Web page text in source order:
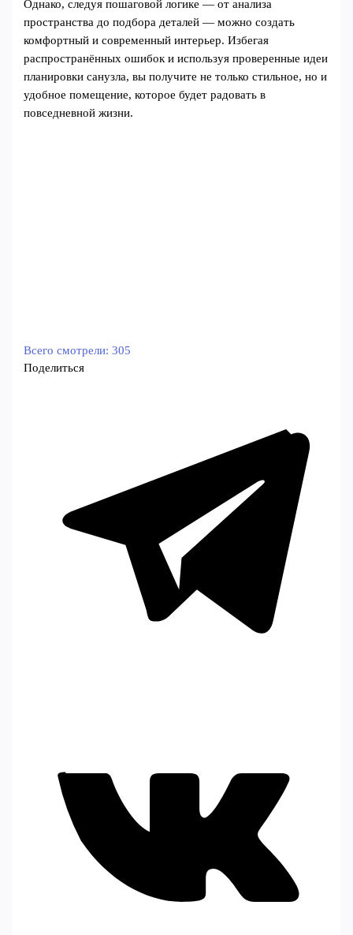
Однако, следуя пошаговой логике — от анализа
пространства до подбора деталей — можно создать
комфортный и современный интерьер. Избегая
распространённых ошибок и используя проверенные идеи
планировки санузла, вы получите не только стильное, но и
удобное помещение, которое будет радовать в
повседневной жизни.
Всего смотрели: 305
Поделиться